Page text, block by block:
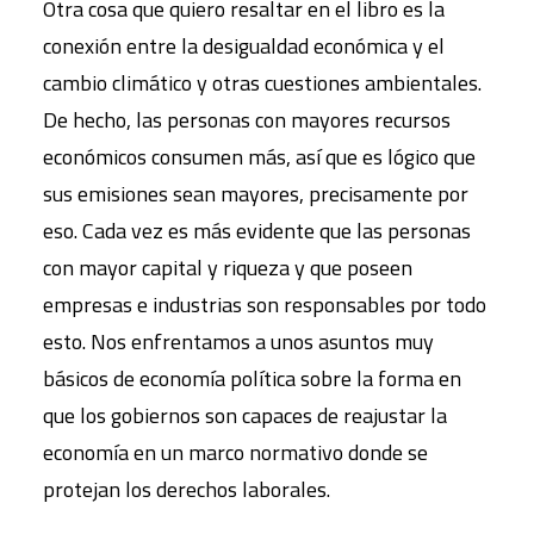
Otra cosa que quiero resaltar en el libro es la
conexión entre la desigualdad económica y el
cambio climático y otras cuestiones ambientales.
De hecho, las personas con mayores recursos
económicos consumen más, así que es lógico que
sus emisiones sean mayores, precisamente por
eso. Cada vez es más evidente que las personas
con mayor capital y riqueza y que poseen
empresas e industrias son responsables por todo
esto. Nos enfrentamos a unos asuntos muy
básicos de economía política sobre la forma en
que los gobiernos son capaces de reajustar la
economía en un marco normativo donde se
protejan los derechos laborales.